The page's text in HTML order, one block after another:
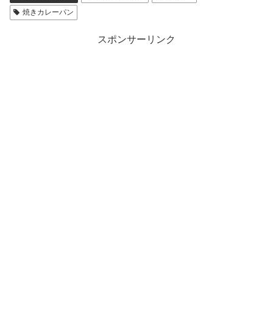
焼きカレーパン
スポンサーリンク